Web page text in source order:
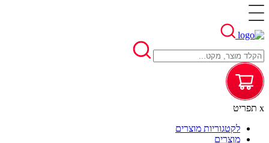
x תפריט
לקטגוריות מוצרים
מוצרים